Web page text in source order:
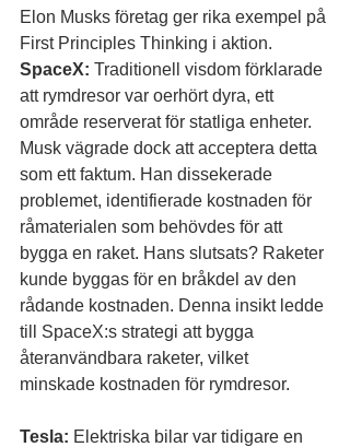
Elon Musks företag ger rika exempel på
First Principles Thinking i aktion.
SpaceX: Traditionell visdom förklarade
att rymdresor var oerhört dyra, ett
område reserverat för statliga enheter.
Musk vägrade dock att acceptera detta
som ett faktum. Han dissekerade
problemet, identifierade kostnaden för
råmaterialen som behövdes för att
bygga en raket. Hans slutsats? Raketer
kunde byggas för en bråkdel av den
rådande kostnaden. Denna insikt ledde
till SpaceX:s strategi att bygga
återanvändbara raketer, vilket
minskade kostnaden för rymdresor.
Tesla: Elektriska bilar var tidigare en